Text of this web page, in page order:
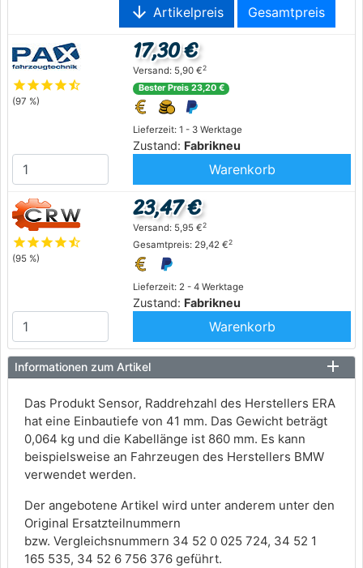
arrow_downward Artikelpreis Gesamtpreis
starstarstarstarstar_half
(97 %)
Lieferzeit: 1 - 3 Werktage
Zustand: Fabrikneu
17,30 €
Versand: 5,90 €2
Bester Preis 23,20 €
Warenkorb
starstarstarstarstar_half
(95 %)
Lieferzeit: 2 - 4 Werktage
Zustand: Fabrikneu
23,47 €
Versand: 5,95 €2
Gesamtpreis: 29,42 €2
Warenkorb
Informationen zum Artikel
Das Produkt Sensor, Raddrehzahl des Herstellers ERA
hat eine Einbautiefe von 41 mm. Das Gewicht beträgt
0,064 kg und die Kabellänge ist 860 mm. Es kann
beispielsweise an Fahrzeugen des Herstellers BMW
verwendet werden.
Der angebotene Artikel wird unter anderem unter den
Original Ersatzteilnummern
bzw. Vergleichsnummern 34 52 0 025 724, 34 52 1
165 535, 34 52 6 756 376 geführt.